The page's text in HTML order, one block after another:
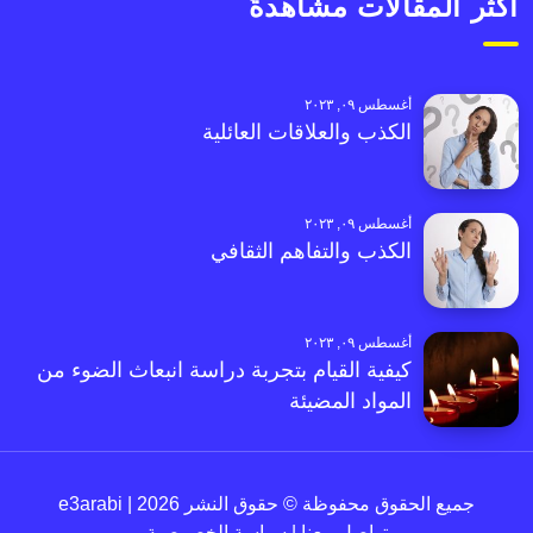
أكثر المقالات مشاهدةً
أغسطس ٠٩, ٢٠٢٣
الكذب والعلاقات العائلية
أغسطس ٠٩, ٢٠٢٣
الكذب والتفاهم الثقافي
أغسطس ٠٩, ٢٠٢٣
كيفية القيام بتجربة دراسة انبعاث الضوء من
المواد المضيئة
جميع الحقوق محفوظة © حقوق النشر 2026 | e3arabi